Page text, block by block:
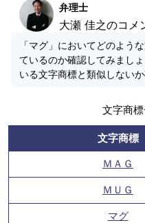
弁理士
大瀬 佳之のコメ
「マグ」においてどのよう
ているのか確認してみまし
いる文字商標と類似しない
文字商
文字商標
ＭＡＧ
ＭＵＧ
マグ